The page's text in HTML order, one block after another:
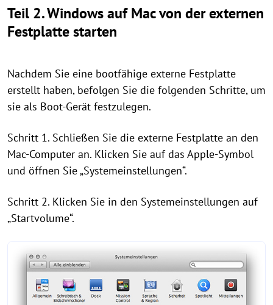
Teil 2. Windows auf Mac von der externen
Festplatte starten
Nachdem Sie eine bootfähige externe Festplatte
erstellt haben, befolgen Sie die folgenden Schritte, um
sie als Boot-Gerät festzulegen.
Schritt 1. Schließen Sie die externe Festplatte an den
Mac-Computer an. Klicken Sie auf das Apple-Symbol
und öffnen Sie „Systemeinstellungen“.
Schritt 2. Klicken Sie in den Systemeinstellungen auf
„Startvolume“.